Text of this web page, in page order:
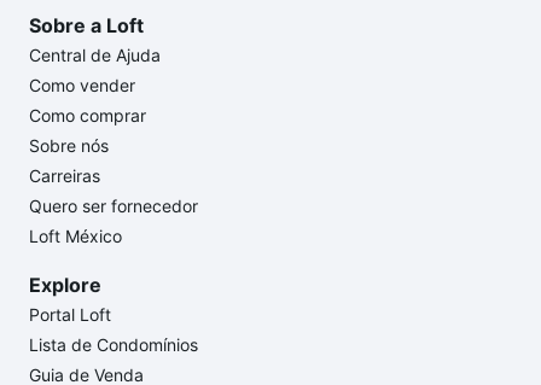
Sobre a Loft
Central de Ajuda
Como vender
Como comprar
Sobre nós
Carreiras
Quero ser fornecedor
Loft México
Explore
Portal Loft
Lista de Condomínios
Guia de Venda